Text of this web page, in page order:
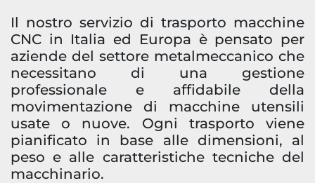
Il nostro servizio di trasporto macchine
CNC in Italia ed Europa è pensato per
aziende del settore metalmeccanico che
necessitano di una gestione
professionale e affidabile della
movimentazione di macchine utensili
usate o nuove. Ogni trasporto viene
pianificato in base alle dimensioni, al
peso e alle caratteristiche tecniche del
macchinario.